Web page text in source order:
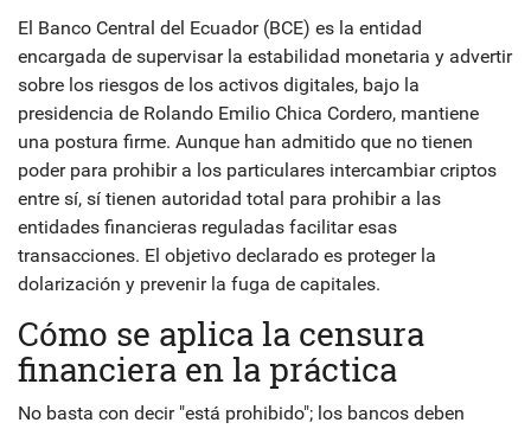
El Banco Central del Ecuador (BCE) es la entidad
encargada de supervisar la estabilidad monetaria y advertir
sobre los riesgos de los activos digitales, bajo la
presidencia de Rolando Emilio Chica Cordero, mantiene
una postura firme. Aunque han admitido que no tienen
poder para prohibir a los particulares intercambiar criptos
entre sí, sí tienen autoridad total para prohibir a las
entidades financieras reguladas facilitar esas
transacciones. El objetivo declarado es proteger la
dolarización y prevenir la fuga de capitales.
Cómo se aplica la censura
financiera en la práctica
No basta con decir "está prohibido"; los bancos deben